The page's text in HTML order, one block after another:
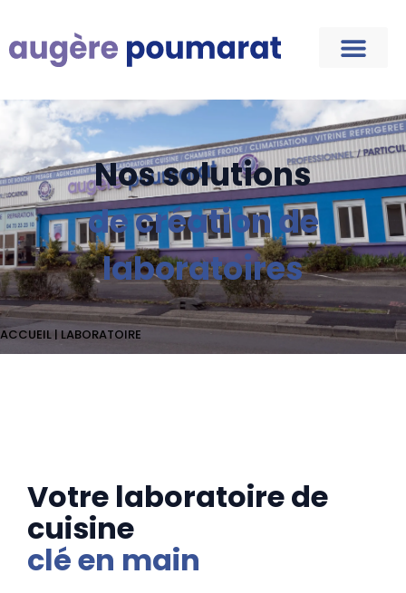
Nos solutions
de création de
laboratoires
ACCUEIL | LABORATOIRE
Votre laboratoire de
cuisine
clé en main